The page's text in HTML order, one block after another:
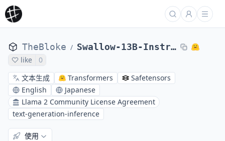
TheBloke / Swallow-13B-Instruct-GPTQ
like
0
文本生成
Transformers
Safetensors
English
Japanese
Llama 2 Community License Agreement
text-generation-inference
使用